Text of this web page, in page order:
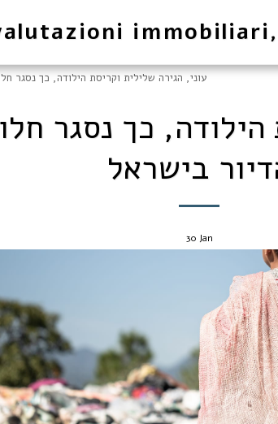
עוני, הגירה שלילית וקריסת הילודה, כך נסגר
הילודה, כך נסגר
בישראל
30 Jan